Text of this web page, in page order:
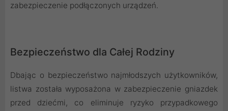
zabezpieczenie podłączonych urządzeń.
Bezpieczeństwo dla Całej Rodziny
Dbając o bezpieczeństwo najmłodszych użytkowników,
listwa została wyposażona w zabezpieczenie gniazdek
przed dziećmi, co eliminuje ryzyko przypadkowego